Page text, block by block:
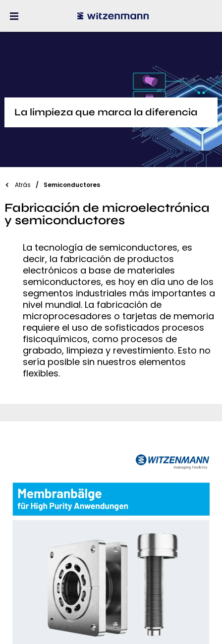
La limpieza que marca la diferencia
Atrás Semiconductores
Fabricación de microelectrónica
y semiconductores
La tecnología de semiconductores, es
decir, la fabricación de productos
electrónicos a base de materiales
semiconductores, es hoy en día uno de los
segmentos industriales más importantes a
nivel mundial. La fabricación de
microprocesadores o tarjetas de memoria
requiere el uso de sofisticados procesos
fisicoquímicos, como procesos de
grabado, limpieza y revestimiento. Esto no
sería posible sin nuestros elementos
flexibles.